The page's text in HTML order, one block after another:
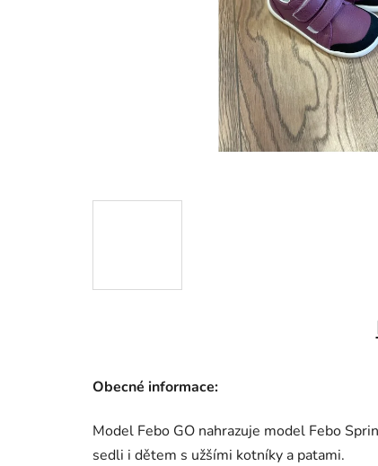
Obecné informace:
Model Febo GO nahrazuje model Febo
sedli i dětem s užšími kotníky a patami.